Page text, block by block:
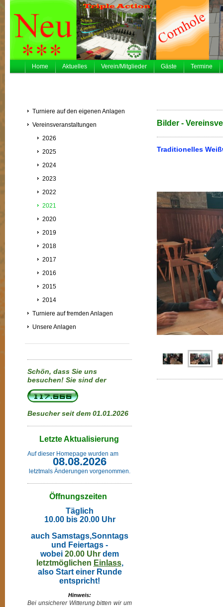
Home Aktuelles Verein/Mitglieder Gäste Termine
Turniere auf den eigenen Anlagen
Vereinsveranstaltungen
2026
2025
2024
2023
2022
2021
2020
2019
2018
2017
2016
2015
2014
Turniere auf fremden Anlagen
Unsere Anlagen
Schön, dass Sie uns
besuchen! Sie sind der
Besucher seit dem 01.01.2026
Letzte Aktualisierung
Auf dieser Homepage wurden am
08.08.2026
letztmals Änderungen vorgenommen.
Öffnungszeiten
Täglich
10.00 bis 20.00 Uhr
auch Samstags,Sonntags
und Feiertags -
wobei 20.00 Uhr dem
letztmöglichen Einlass,
also Start einer Runde
entspricht!
Hinweis:
Bei unsicherer Witterung bitten wir um
Bilder -
Traditionelles